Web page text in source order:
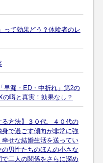
って効果どう？体験者のレ
早漏・ED・中折れ」第2の
噂と真実！効果なし？
る方法】３０代、４０代の
で過ごす傾向が非常に強
せな結婚生活を送ってい
男性たちのほんの小さな
二人の関係をさらに深め